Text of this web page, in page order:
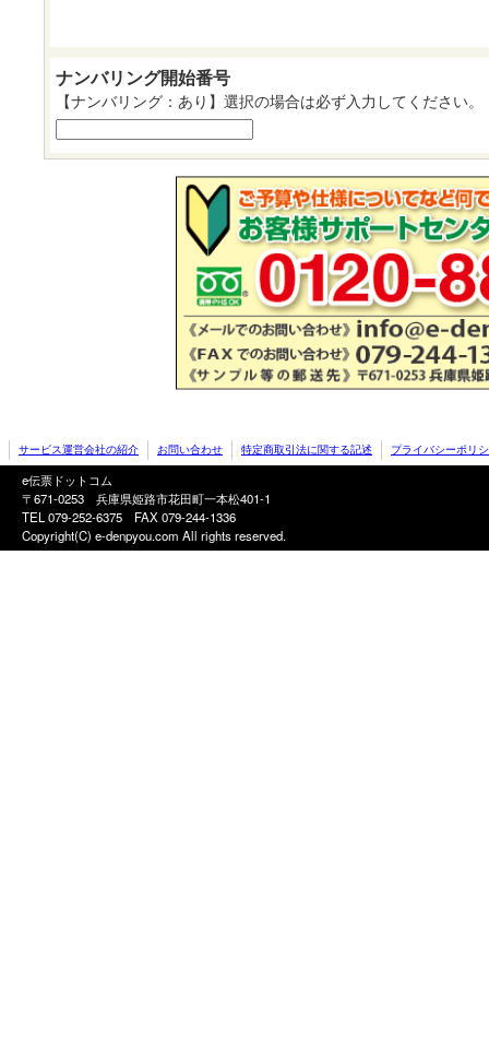
ナンバリング開始番号
【ナンバリング：あり】選択の場合は必ず入力してください。
サービス運営会社の紹介 お問い合わせ 特定商取引法に関する記述 プライバシーポリ
e伝票ドットコム
〒671-0253 兵庫県姫路市花田町一本松401-1
TEL 079-252-6375 FAX 079-244-1336
Copyright(C) e-denpyou.com All rights reserved.